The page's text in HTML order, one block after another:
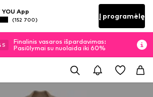
YOU App
(152 700) Į programėlę
S
Finalinis vasaros išpardavimas:
Pasiūlymai su nuolaida iki 60%